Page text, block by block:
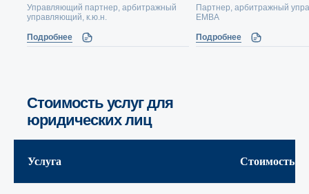
Партнер, арбитражный
ЕМВА
Управляющий партнер, арбитражный
управляющий, к.ю.н.
Подробнее
Подробнее
Стоимость услуг для
юридических лиц
Услуга Стоимость